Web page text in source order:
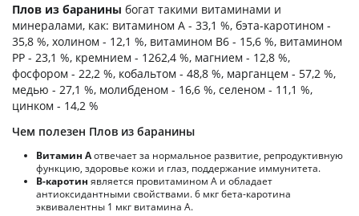
Плов из баранины богат такими витаминами и
минералами, как: витамином А - 33,1 %, бэта-каротином -
35,8 %, холином - 12,1 %, витамином B6 - 15,6 %, витамином
PP - 23,1 %, кремнием - 1262,4 %, магнием - 12,8 %,
фосфором - 22,2 %, кобальтом - 48,8 %, марганцем - 57,2 %,
медью - 27,1 %, молибденом - 16,6 %, селеном - 11,1 %,
цинком - 14,2 %
Чем полезен Плов из баранины
Витамин Аотвечает за нормальное развитие, репродуктивную
функцию, здоровье кожи и глаз, поддержание иммунитета.
В-каротин является провитамином А и обладает
антиоксидантными свойствами. 6 мкг бета-каротина
эквивалентны 1 мкг витамина А.